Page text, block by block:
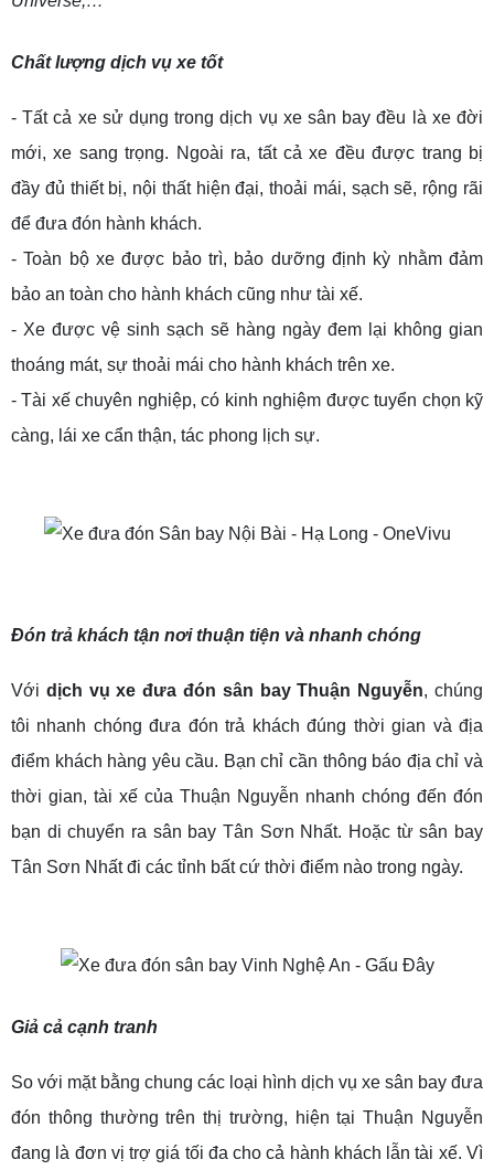
Chất lượng dịch vụ xe tốt
- Tất cả xe sử dụng trong dịch vụ xe sân bay đều là xe đời
mới, xe sang trọng. Ngoài ra, tất cả xe đều được trang bị
đầy đủ thiết bị, nội thất hiện đại, thoải mái, sạch sẽ, rộng rãi
để đưa đón hành khách.
- Toàn bộ xe được bảo trì, bảo dưỡng định kỳ nhằm đảm
bảo an toàn cho hành khách cũng như tài xế.
- Xe được vệ sinh sạch sẽ hàng ngày đem lại không gian
thoáng mát, sự thoải mái cho hành khách trên xe.
- Tài xế chuyên nghiệp, có kinh nghiệm được tuyển chọn kỹ
càng, lái xe cẩn thận, tác phong lịch sự.
Đón trả khách tận nơi thuận tiện và nhanh chóng
Với dịch vụ xe đưa đón sân bay Thuận Nguyễn, chúng
tôi nhanh chóng đưa đón trả khách đúng thời gian và địa
điểm khách hàng yêu cầu. Bạn chỉ cần thông báo địa chỉ và
thời gian, tài xế của Thuận Nguyễn nhanh chóng đến đón
bạn di chuyển ra sân bay Tân Sơn Nhất. Hoặc từ sân bay
Tân Sơn Nhất đi các tỉnh bất cứ thời điểm nào trong ngày.
Giả cả cạnh tranh
So với mặt bằng chung các loại hình dịch vụ xe sân bay đưa
đón thông thường trên thị trường, hiện tại Thuận Nguyễn
đang là đơn vị trợ giá tối đa cho cả hành khách lẫn tài xế. Vì